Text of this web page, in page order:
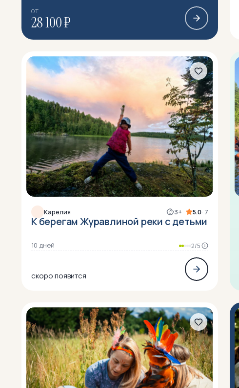
ОТ
28 100 ₽
Карелия 3+ 5.0· 7
К берегам Журавлиной реки с детьми
10 дней 2/5
скоро появится